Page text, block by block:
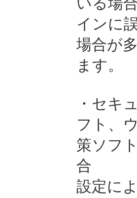
インに
場合が
ます。
・セキ
フト、
策ソフ
合
設定に